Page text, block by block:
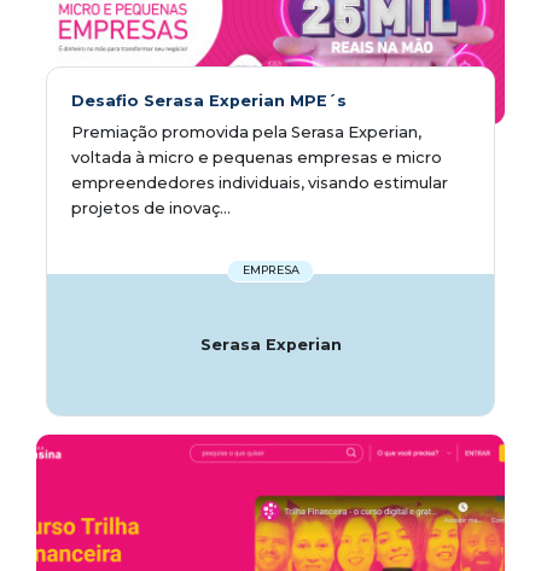
Desafio Serasa Experian MPE´s
Premiação promovida pela Serasa Experian,
voltada à micro e pequenas empresas e micro
empreendedores individuais, visando estimular
projetos de inovaç...
EMPRESA
Serasa Experian